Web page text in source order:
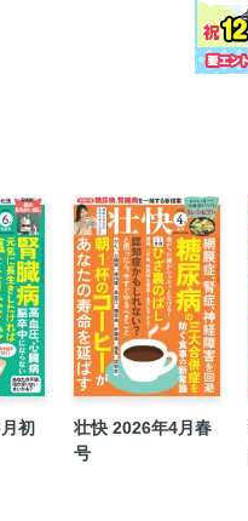
初
壮快 2026年4月春
号